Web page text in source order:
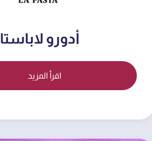
أدورو لاباستا
اقرأ المزيد